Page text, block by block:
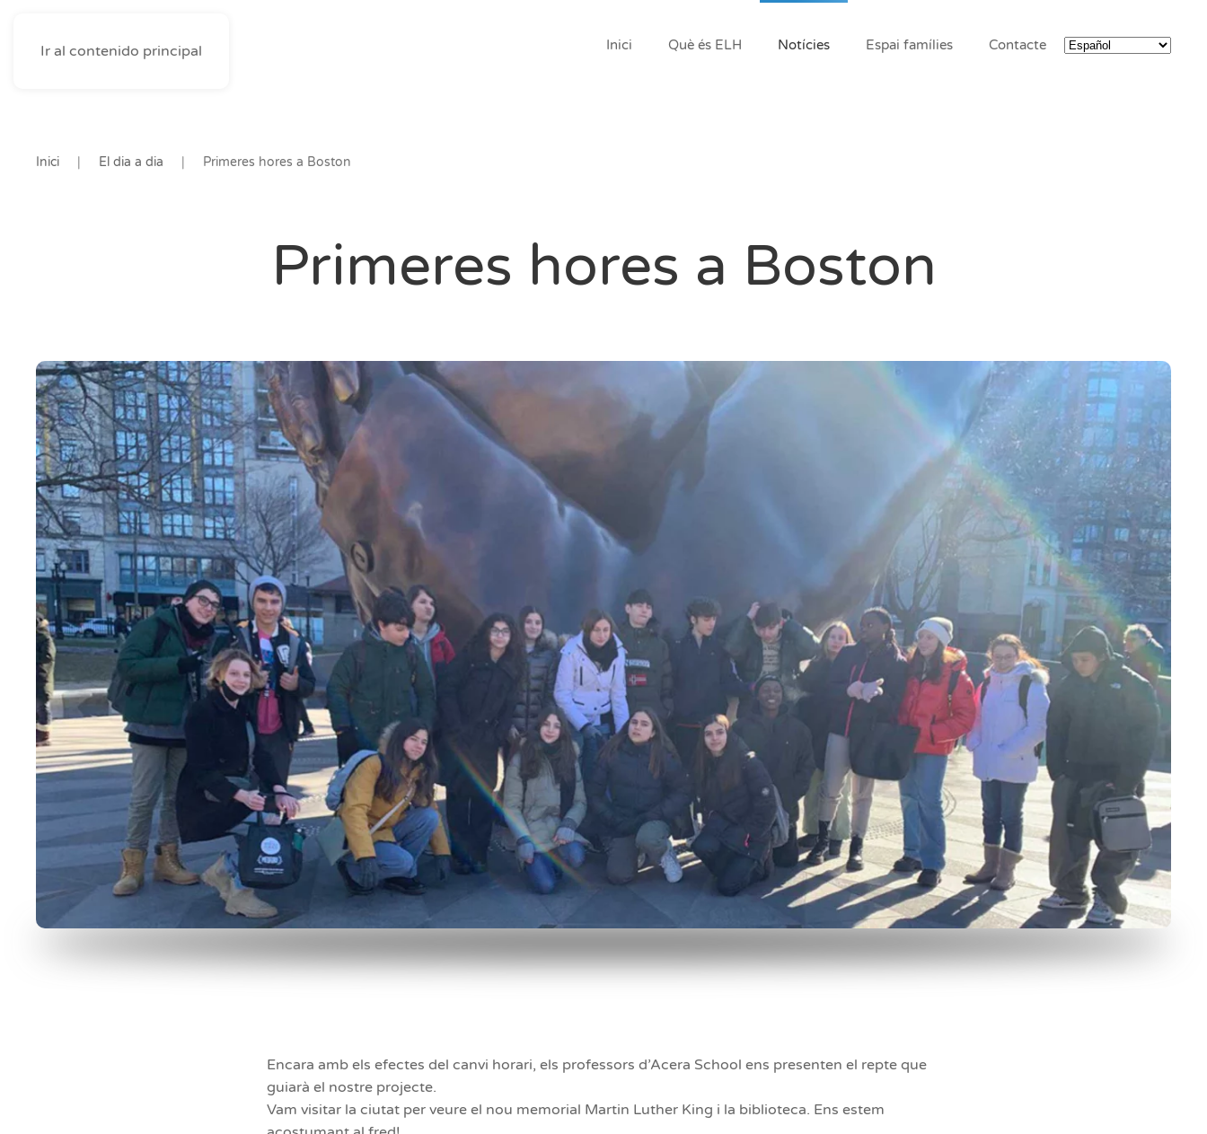
Ir al contenido principal Inici Què és ELH Notícies Espai famílies Contacte
Inici El dia a dia Primeres hores a Boston
Primeres hores a Boston
Encara amb els efectes del canvi horari, els professors d’Acera School ens presenten el repte que
guiarà el nostre projecte.
Vam visitar la ciutat per veure el nou memorial Martin Luther King i la biblioteca. Ens estem